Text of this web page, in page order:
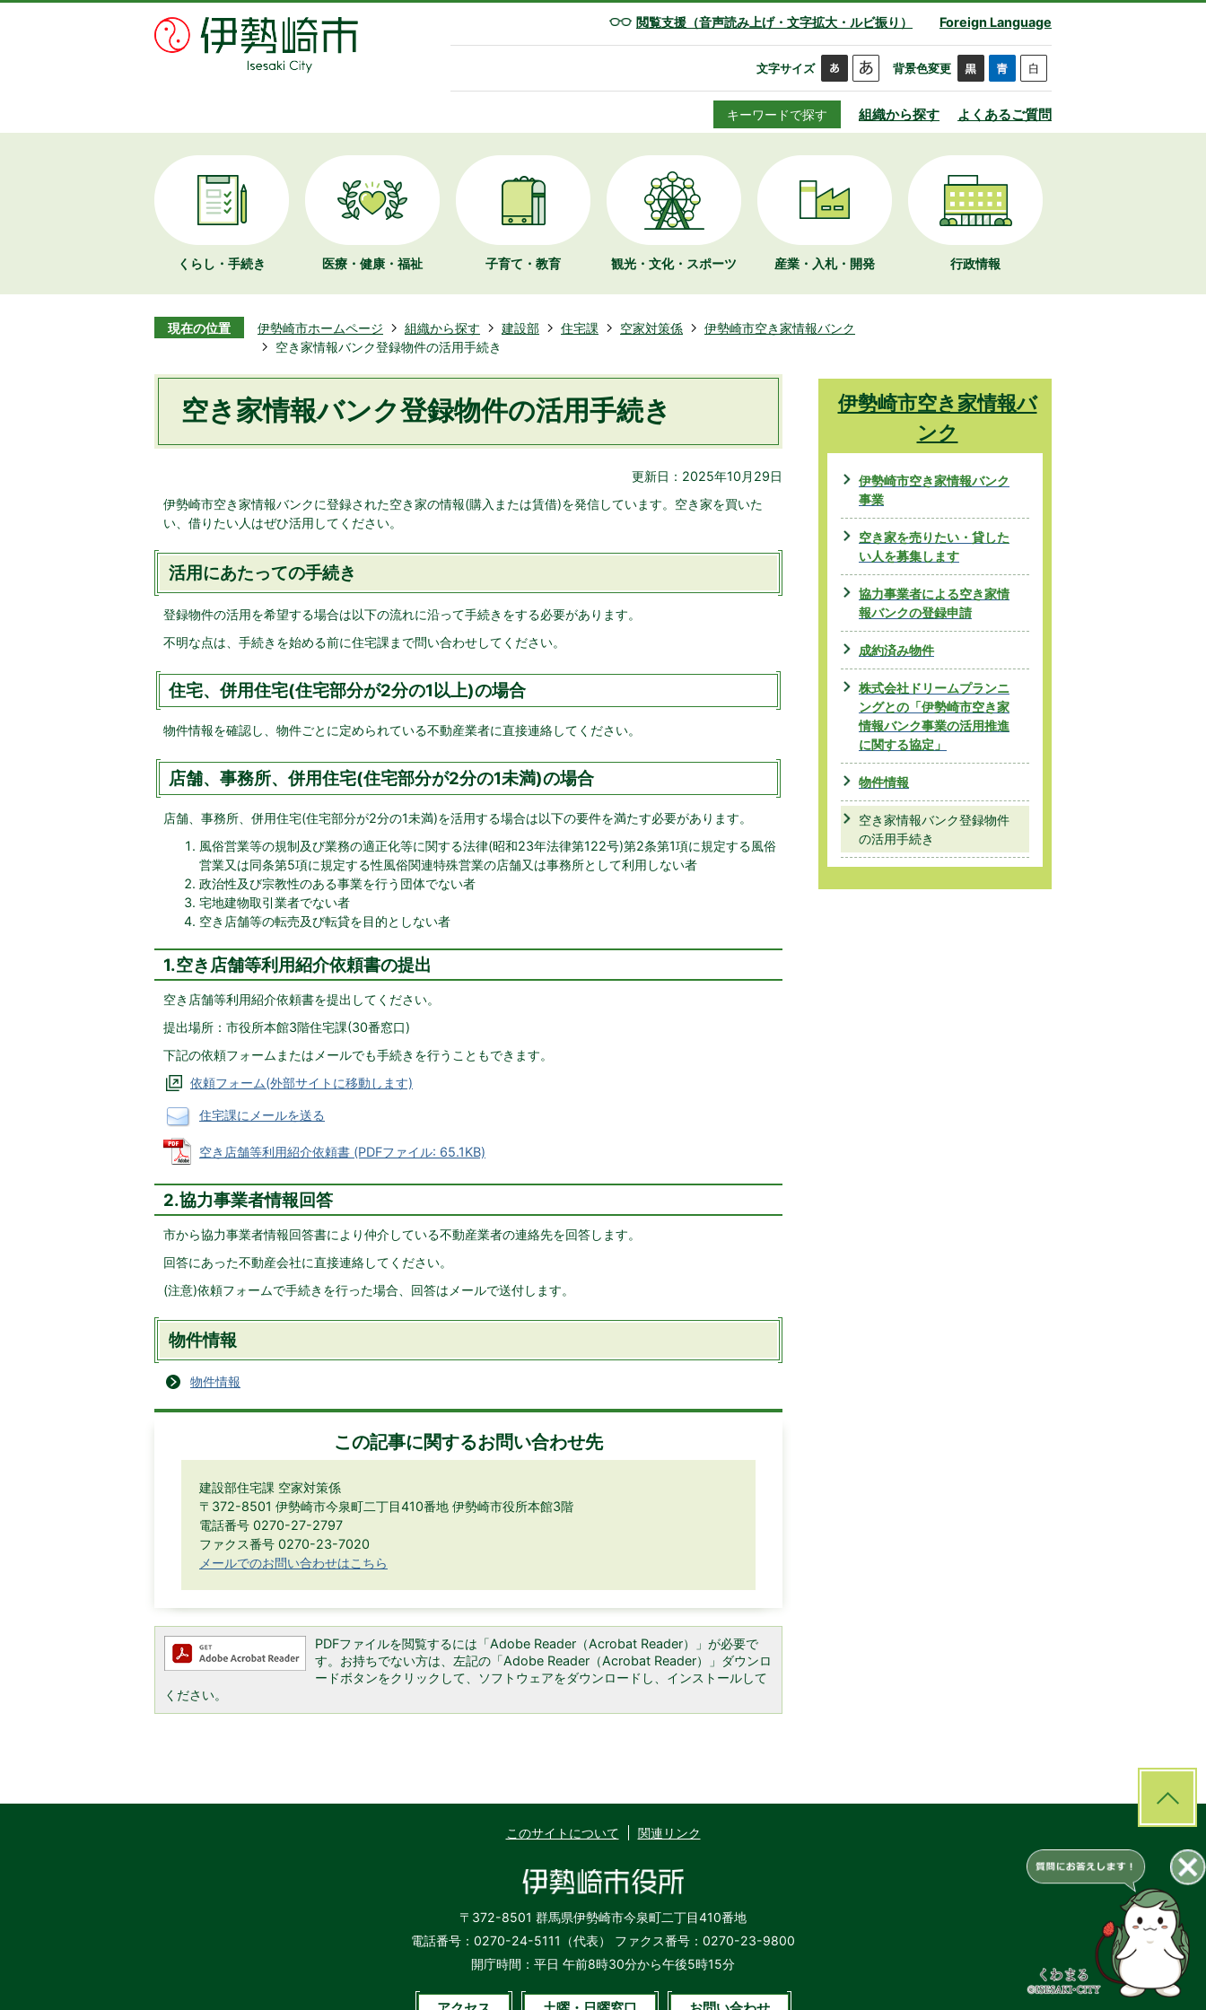
閲覧支援（音声読み上げ・文字拡大・ルビ振り） Foreign Language
文字サイズ 背景色変更
キーワードで探す 組織から探す よくあるご質問
くらし・手続き 医療・健康・福祉 子育て・教育 観光・文化・ スポーツ 産業・入札・開発 行政情報
現在の位置 伊勢崎市ホームページ 組織から探す 建設部 住宅課 空家対策係
伊勢崎市空き家情報バンク
空き家情報バンク登録物件の活用手続き
空き家情報バンク登録物件の活用手続き
更新日：2025年10月29日
伊勢崎市空き家情報バンクに登録された空き家の情報(購入または賃借)を発信しています。空き家を買いた
い、借りたい人はぜひ活用してください。
活用にあたっての手続き
登録物件の活用を希望する場合は以下の流れに沿って手続きをする必要があります。
不明な点は、手続きを始める前に住宅課まで問い合わせしてください。
住宅、併用住宅(住宅部分が2分の1以上)の場合
物件情報を確認し、物件ごとに定められている不動産業者に直接連絡してください。
店舗、事務所、併用住宅(住宅部分が2分の1未満)の場合
店舗、事務所、併用住宅(住宅部分が2分の1未満)を活用する場合は以下の要件を満たす必要があります。
風俗営業等の規制及び業務の適正化等に関する法律(昭和23年法律第122号)第2条第1項に規定する風俗
営業又は同条第5項に規定する性風俗関連特殊営業の店舗又は事務所として利用しない者
政治性及び宗教性のある事業を行う団体でない者
宅地建物取引業者でない者
空き店舗等の転売及び転貸を目的としない者
1.空き店舗等利用紹介依頼書の提出
空き店舗等利用紹介依頼書を提出してください。
提出場所：市役所本館3階住宅課(30番窓口)
下記の依頼フォームまたはメールでも手続きを行うこともできます。
依頼フォーム(外部サイトに移動します)
住宅課にメールを送る
空き店舗等利用紹介依頼書 (PDFファイル: 65.1KB)
2.協力事業者情報回答
市から協力事業者情報回答書により仲介している不動産業者の連絡先を回答します。
回答にあった不動産会社に直接連絡してください。
(注意)依頼フォームで手続きを行った場合、回答はメールで送付します。
物件情報
物件情報
この記事に関するお問い合わせ先
建設部住宅課 空家対策係
〒372-8501 伊勢崎市今泉町二丁目410番地 伊勢崎市役所本館3階
電話番号 0270-27-2797
ファクス番号 0270-23-7020
メールでのお問い合わせはこちら
PDFファイルを閲覧するには「Adobe Reader（Acrobat Reader）」が必要で
す。お持ちでない方は、左記の「Adobe Reader（Acrobat Reader）」ダウンロ
ードボタンをクリックして、ソフトウェアをダウンロードし、インストールして
ください。
伊勢崎市空き家情報バ
ンク
伊勢崎市空き家情報バンク
事業
空き家を売りたい・貸した
い人を募集します
協力事業者による空き家情
報バンクの登録申請
成約済み物件
株式会社ドリームプランニ
ングとの「伊勢崎市空き家
情報バンク事業の活用推進
に関する協定」
物件情報
空き家情報バンク登録物件
の活用手続き
このサイトについて 関連リンク
〒372-8501 群馬県伊勢崎市今泉町二丁目410番地
電話番号：0270-24-5111（代表） ファクス番号：0270-23-9800
開庁時間：平日 午前8時30分から午後5時15分